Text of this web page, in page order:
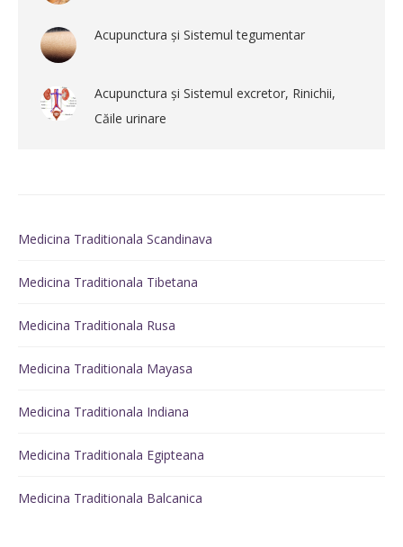
Acupunctura și Sistemul tegumentar
Acupunctura și Sistemul excretor, Rinichii,
Căile urinare
Medicina Traditionala Scandinava
Medicina Traditionala Tibetana
Medicina Traditionala Rusa
Medicina Traditionala Mayasa
Medicina Traditionala Indiana
Medicina Traditionala Egipteana
Medicina Traditionala Balcanica